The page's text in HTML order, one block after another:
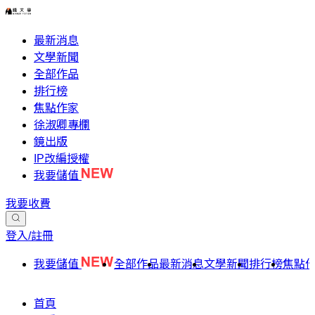
最新消息
文學新聞
全部作品
排行榜
焦點作家
徐淑卿專欄
鏡出版
IP改編授權
我要儲值
我要收費
登入/註冊
我要儲值 全部作品最新消息文學新聞排行榜焦點
首頁